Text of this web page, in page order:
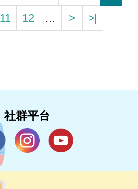
11 12 … > >|
社群平台